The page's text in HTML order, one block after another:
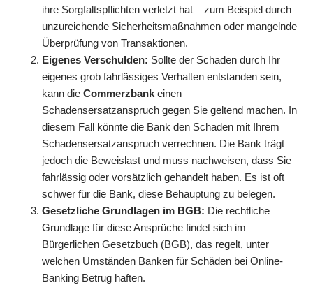
ihre Sorgfaltspflichten verletzt hat – zum Beispiel durch
unzureichende Sicherheitsmaßnahmen oder mangelnde
Überprüfung von Transaktionen.
Eigenes Verschulden: Sollte der Schaden durch Ihr
eigenes grob fahrlässiges Verhalten entstanden sein,
kann die Commerzbank einen
Schadensersatzanspruch gegen Sie geltend machen. In
diesem Fall könnte die Bank den Schaden mit Ihrem
Schadensersatzanspruch verrechnen. Die Bank trägt
jedoch die Beweislast und muss nachweisen, dass Sie
fahrlässig oder vorsätzlich gehandelt haben. Es ist oft
schwer für die Bank, diese Behauptung zu belegen.
Gesetzliche Grundlagen im BGB: Die rechtliche
Grundlage für diese Ansprüche findet sich im
Bürgerlichen Gesetzbuch (BGB), das regelt, unter
welchen Umständen Banken für Schäden bei Online-
Banking Betrug haften.